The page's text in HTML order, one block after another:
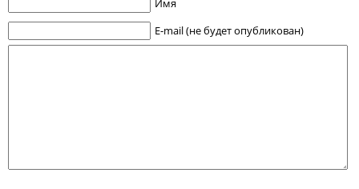
Имя
E-mail (не будет опубликован)